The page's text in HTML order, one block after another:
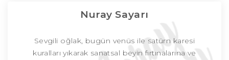
Nuray Sayarı
Sevgili oğlak, bugün venüs ile satürn karesi
kuralları yıkarak sanatsal beyin fırtınalarına ve